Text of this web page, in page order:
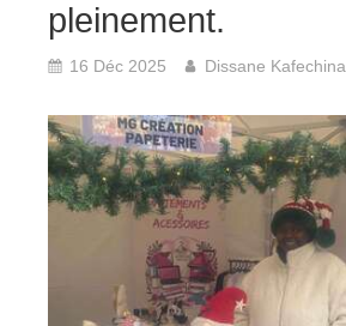
pleinement.
16 Déc 2025 Dissane Kafechina